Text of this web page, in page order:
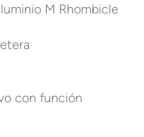
M Rhombicle
con función